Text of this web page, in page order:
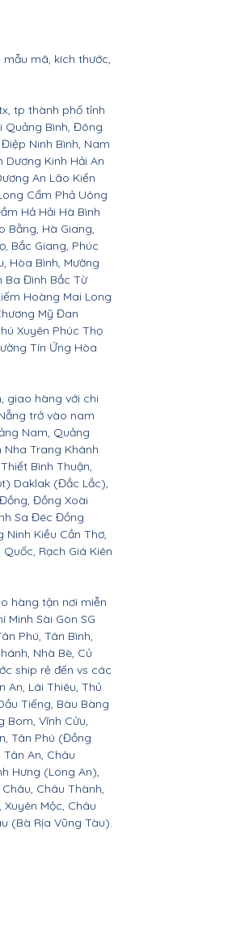
mã, kích thước,
tp thành phố tỉnh
Quảng Bình, Đông
Ninh Bình, Nam
Dương Kinh Hải An
An Lão Kiến
Cẩm Phả Uông
Hả Hải Hà Bình
Bằng, Hà Giang,
Bắc Giang, Phúc
Hòa Bình, Mường
Ba Đình Bắc Từ
Hoàng Mai Long
Mỹ Đan
Xuyên Phúc Thọ
Tín Ứng Hòa
giao hàng với chi
trở vào nam
Nam, Quảng
Nha Trang Khánh
Bình Thuận,
Daklak (Đắc Lắc),
Đồng Xoài
Sa Đéc Đồng
Ninh Kiều Cần Thơ,
Rạch Giá Kiên
hàng tận nơi miễn
Sài Gòn SG
Phú, Tân Bình,
Nhà Bè, Củ
ship rẻ đến vs các
An, Lái Thiêu, Thủ
Tiếng, Bàu Bàng
Bom, Vĩnh Cửu,
Tân Phú (Đồng
An, Châu
Hưng (Long An),
Châu Thành,
Mộc, Châu
(Bà Rịa Vũng Tàu).